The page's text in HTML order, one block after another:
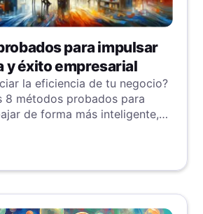
para impulsar
y éxito empresarial
la eficiencia de tu negocio?
8 métodos probados para
de forma más inteligente,
tu negocio prospera en
de ojos.